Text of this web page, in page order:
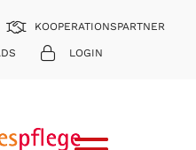
KOOPERATIONSPARTNER
LOGIN